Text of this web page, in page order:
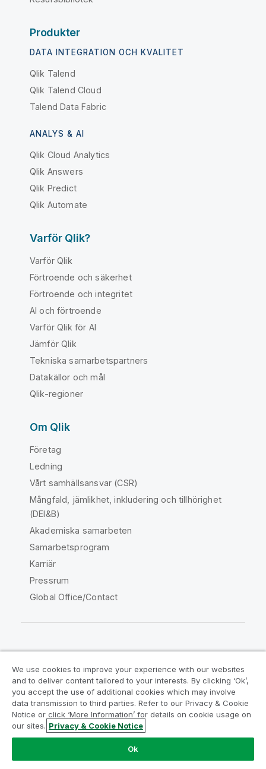
Produkter
DATA INTEGRATION OCH KVALITET
Qlik Talend
Qlik Talend Cloud
Talend Data Fabric
ANALYS & AI
Qlik Cloud Analytics
Qlik Answers
Qlik Predict
Qlik Automate
Varför Qlik?
Varför Qlik
Förtroende och säkerhet
Förtroende och integritet
AI och förtroende
Varför Qlik för AI
Jämför Qlik
Tekniska samarbetspartners
Datakällor och mål
Qlik-regioner
Om Qlik
Företag
Ledning
Vårt samhällsansvar (CSR)
Mångfald, jämlikhet, inkludering och tillhörighet
(DEI&B)
Akademiska samarbeten
Samarbetsprogram
Karriär
Pressrum
Global Office/Contact
Juridiska avtal
Produktvillkor
Legal Policies
Legal Policies
Användningsvillkor
Varumärken
Do Not Share My Info
Copyright © 1993-2026 QlikTech International AB. Alla
We use cookies to improve your experience with our websites
and to deliver content tailored to your interests. By clicking ‘Ok’,
you accept the use of additional cookies which may involve
data transmission to third parties. Refer to our Privacy & Cookie
Notice or click ‘More Information’ for details on cookie usage on
our sites. Privacy & Cookie Notice
Ok